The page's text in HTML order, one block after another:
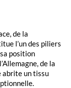
de la
l’un des piliers
position
de la
abrite un tissu